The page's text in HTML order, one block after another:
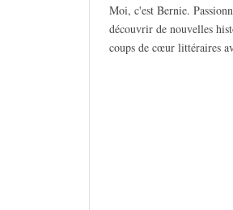
Moi, c'est Bernie.
découvrir de nouvelles
coups de cœur littéraires